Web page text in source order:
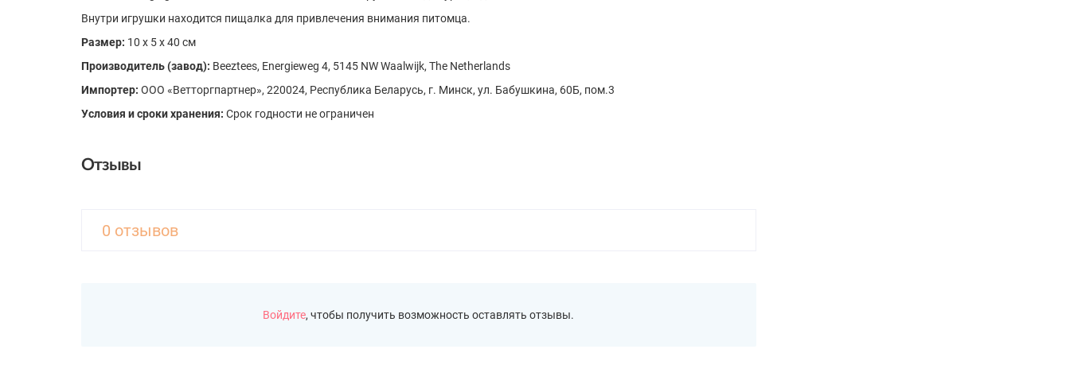
Внутри игрушки находится пищалка для привлечения внимания питомца.
Размер: 10 х 5 х 40 см
Производитель (завод): Beeztees, Energieweg 4, 5145 NW Waalwijk, The Netherlands
Импортер: ООО «Ветторгпартнер», 220024, Республика Беларусь, г. Минск, ул. Бабушкина, 60Б, пом.3
Условия и сроки хранения: Срок годности не ограничен
Отзывы
0 отзывов
Войдите, чтобы получить возможность оставлять отзывы.